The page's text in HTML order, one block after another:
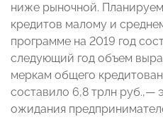
ниже рыночной.
кредитов малому и
программе на 2019 год
следующий год объем
меркам общего
составило 6,8 трлн руб.,—
ожидания